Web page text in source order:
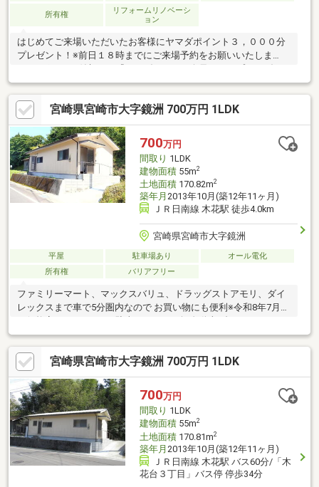
所有権
リフォームリノベーシ
ョン
はじめてご来場いただいたお客様にヤマダポイント３，０００分
プレゼント！※前日１８時までにご来場予約をお願いいたしま
ンロードいただき、会員登録が必要です。◆おすすめポイント◆
〇リノベーション工事済！水回りも新品に交換。すぐに新生活を
始められます。〇売主負担による瑕疵保険加入で安心！〇住宅ロ
ーン控除対象物件です。〇シロアリ防除工事済！〇当社設計のプ
ランにより使いやすくおしゃれな空間に。事前のご予約で内覧可
能です！お電話の際は店舗番号「1020」をご入力ください。皆様
からのお問い合わせを心よりお待ちしております。
宮崎県宮崎市大字鏡洲 700万円 1LDK
700万円
間取り 1LDK
建物面積55m2
土地面積170.82m2
築年月 2013年10月(築12年11ヶ月)
ＪＲ日南線 木花駅 徒歩4.0km
宮崎県宮崎市大字鏡洲
平屋 駐車場あり
オール電化
所有権
バリアフリー
ファミリーマート、マックスバリュ、ドラッグストアモリ、ダイ
レックスまで車で5分圏内なので お買い物にも便利※令和8年7月20
宮崎県宮崎市大字鏡洲 700万円 1LDK
700万円
間取り 1LDK
建物面積55m2
土地面積170.81m2
築年月 2013年10月(築12年11ヶ月)
ＪＲ日南線 木花駅 バス60分/「木
花台３丁目」バス停 停歩34分